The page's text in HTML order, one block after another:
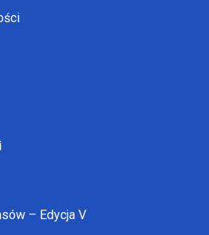
– Edycja V